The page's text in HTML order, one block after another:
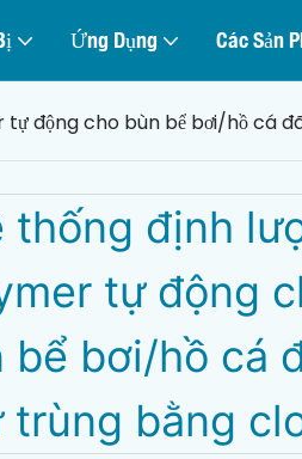
Ứng Dụng Các Sản
động cho bùn bể bơi/hồ cá